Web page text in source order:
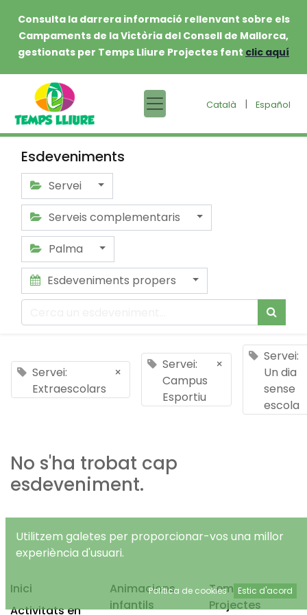
Consulta la darrera informació rellenvant sobre els
Campaments de la Victòria del Consell de Mallorca,
gestionats per Temps Lliure Projectes fent clic aquí
Català | Español
Esdeveniments
Servei
Serveis complementaris
Palma
Esdeveniments propers
Servei:
Extraescolars
×
Servei:
Campus
Esportiu
×
Servei:
Un dia
sense
escola
No s'ha trobat cap
esdeveniment.
Inici
Activitats en
Animacions
infantils
Temps Lliure
Projectes
Utilitzem galetes per proporcionar-vos una millor
experiència d'usuari.
Política de cookies Estic d'acord